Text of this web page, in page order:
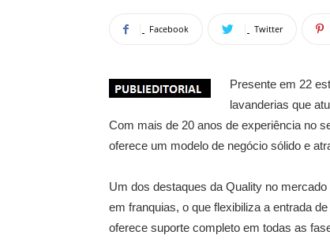
Facebook Twitter
Presente em 22
lavanderias que
Com mais de 20 anos de experiência no
oferece um modelo de negócio sólido e
Um dos destaques da Quality no
em franquias, o que flexibiliza a entrada
oferece suporte completo em todas as